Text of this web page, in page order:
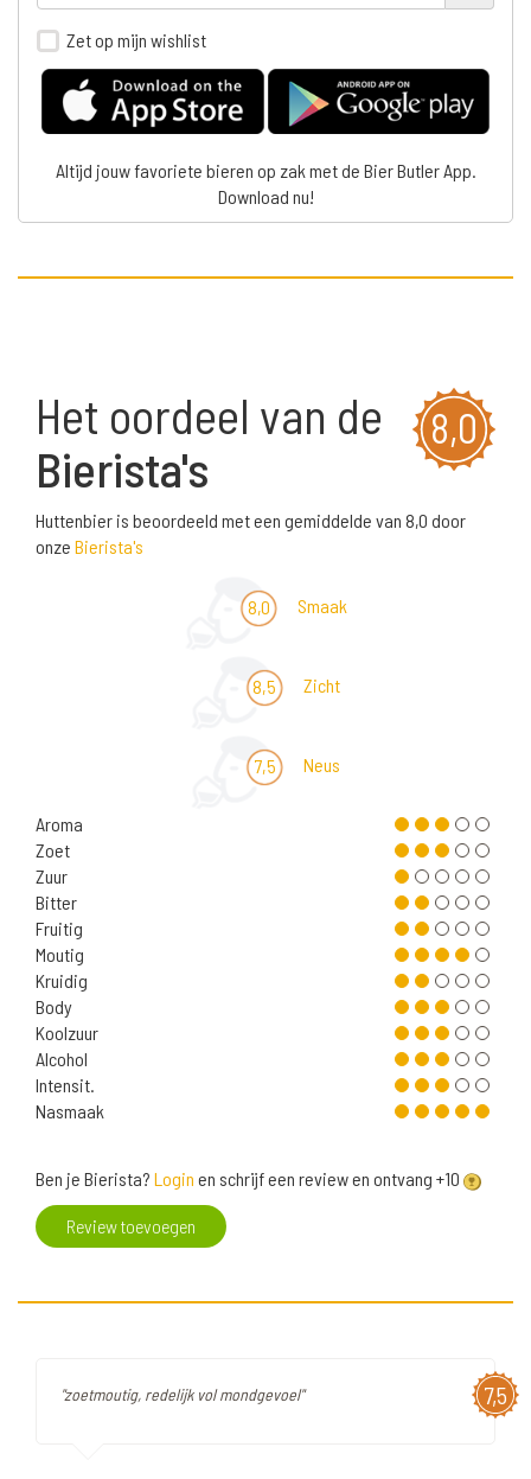
Zet op mijn wishlist
Altijd jouw favoriete bieren op zak met de Bier Butler App.
Download nu!
8,0
Het oordeel van de
Bierista's
Huttenbier is beoordeeld met een gemiddelde van 8,0 door
onze Bierista's
8,0 Smaak
8,5 Zicht
7,5 Neus
Aroma
Zoet
Zuur
Bitter
Fruitig
Moutig
Kruidig
Body
Koolzuur
Alcohol
Intensit.
Nasmaak
Ben je Bierista? Login en schrijf een review en ontvang +10
Review toevoegen
7,5
"zoetmoutig, redelijk vol mondgevoel"